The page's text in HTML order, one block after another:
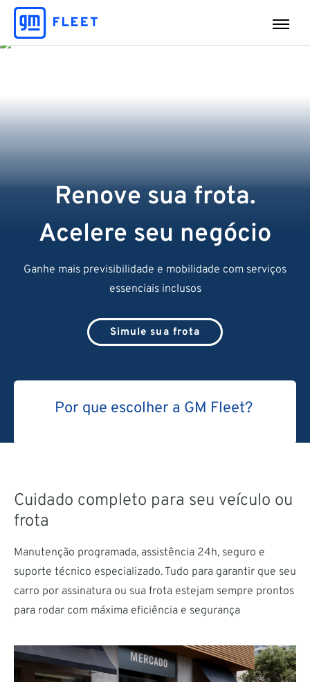
Renove sua frota.
Acelere seu negócio
Ganhe mais previsibilidade e mobilidade com serviços
essenciais inclusos
Simule sua frota
Por que escolher a GM Fleet?
Cuidado completo para seu veículo ou
frota
Manutenção programada, assistência 24h, seguro e
suporte técnico especializado. Tudo para garantir que seu
carro por assinatura ou sua frota estejam sempre prontos
para rodar com máxima eficiência e segurança